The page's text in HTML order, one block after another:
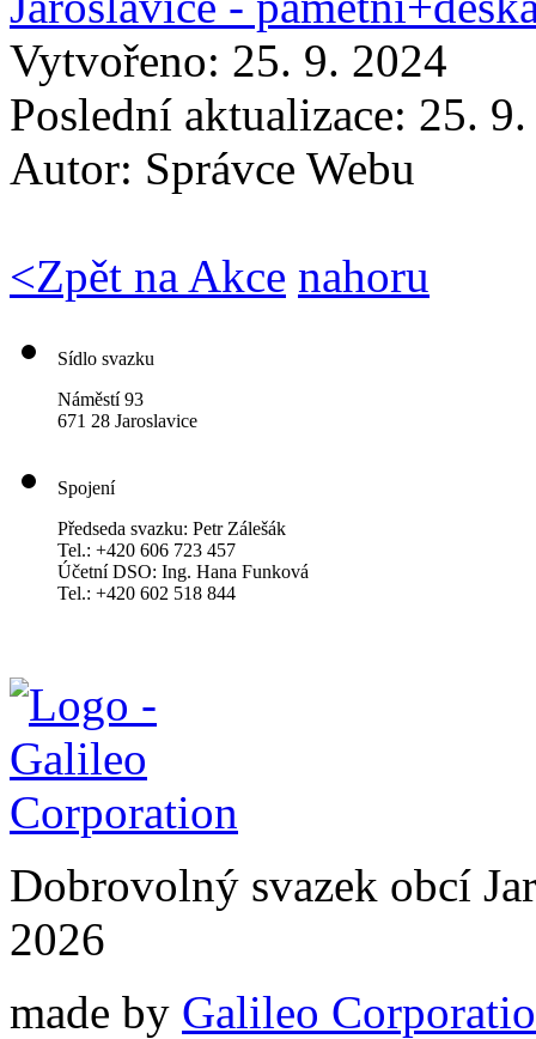
Vytvořeno: 25. 9. 2024
Poslední aktualizace: 25.
Autor: Správce Webu
<Zpět na Akce nahoru
Sídlo svazku
Náměstí 93
671 28 Jaroslavice
Spojení
Předseda svazku: Petr Zálešák
Tel.: +420 606 723 457
Účetní DSO: Ing. Hana Funková
Tel.: +420 602 518 844
Dobrovolný svazek obcí
2026
made by Galileo